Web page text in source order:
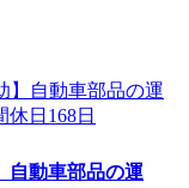
自動車部品の運